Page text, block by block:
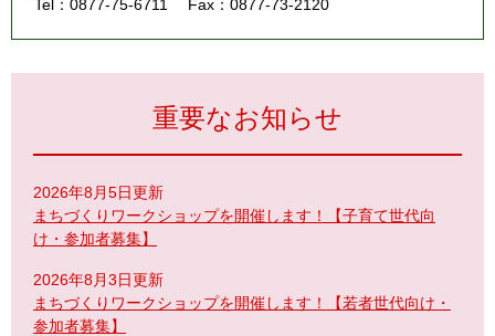
Tel：0877-75-6711
Fax：0877-73-2120
重要なお知らせ
2026年8月5日更新
まちづくりワークショップを開催します！【子育て世代向
け・参加者募集】
2026年8月3日更新
まちづくりワークショップを開催します！【若者世代向け・
参加者募集】